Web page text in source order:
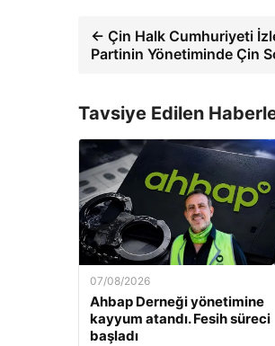
← Çin Halk Cumhuriyeti
Partinin Yönetiminde Çin
Tavsiye Edilen
07/08/2026
Ahbap Derneği yönetimine
kayyum atandı. Fesih süreci
başladı